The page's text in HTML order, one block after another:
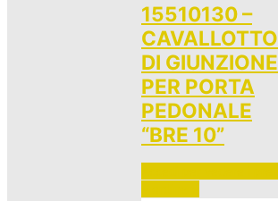
15510130 –
CAVALLOTTO
DI GIUNZIONE
PER PORTA
PEDONALE
“BRE 10”